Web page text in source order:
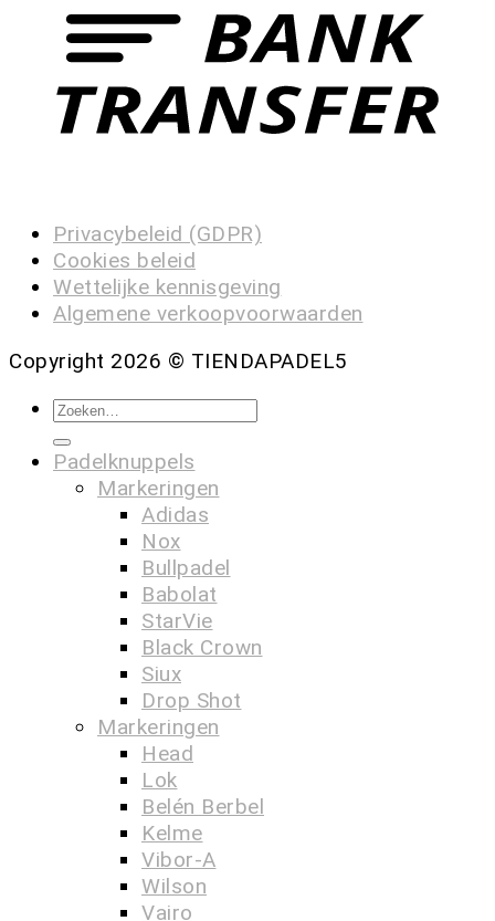
Privacybeleid (GDPR)
Cookies beleid
Wettelijke kennisgeving
Algemene verkoopvoorwaarden
Copyright 2026 © TIENDAPADEL5
Padelknuppels
Markeringen
Adidas
Nox
Bullpadel
Babolat
StarVie
Black Crown
Siux
Drop Shot
Markeringen
Head
Lok
Belén Berbel
Kelme
Vibor-A
Wilson
Vairo